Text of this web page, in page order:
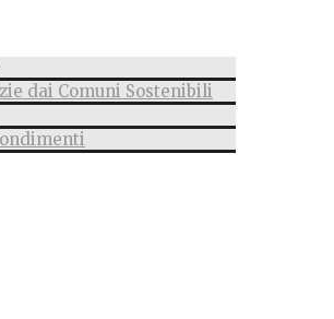
dai Comuni Sostenibili